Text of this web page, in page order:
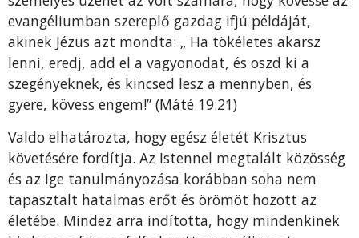
evangéliumban szereplő gazdag ifjú példáját,
akinek Jézus azt mondta: „ Ha tökéletes akarsz
lenni, eredj, add el a vagyonodat, és oszd ki a
szegényeknek, és kincsed lesz a mennyben, és
gyere, kövess engem!” (Máté 19:21)
Valdo elhatározta, hogy egész életét Krisztus
követésére fordítja. Az Istennel megtalált közösség
és az Ige tanulmányozása korábban soha nem
tapasztalt hatalmas erőt és örömöt hozott az
életébe. Mindez arra indította, hogy mindenkinek